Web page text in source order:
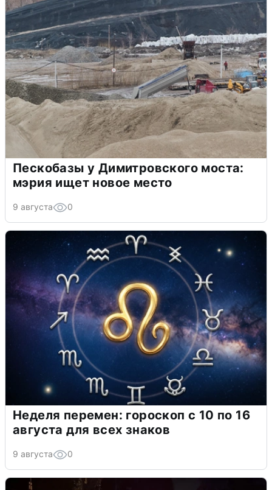
Пескобазы у Димитровского моста:
мэрия ищет новое место
9 августа 0
Неделя перемен: гороскоп с 10 по 16
августа для всех знаков
9 августа 0